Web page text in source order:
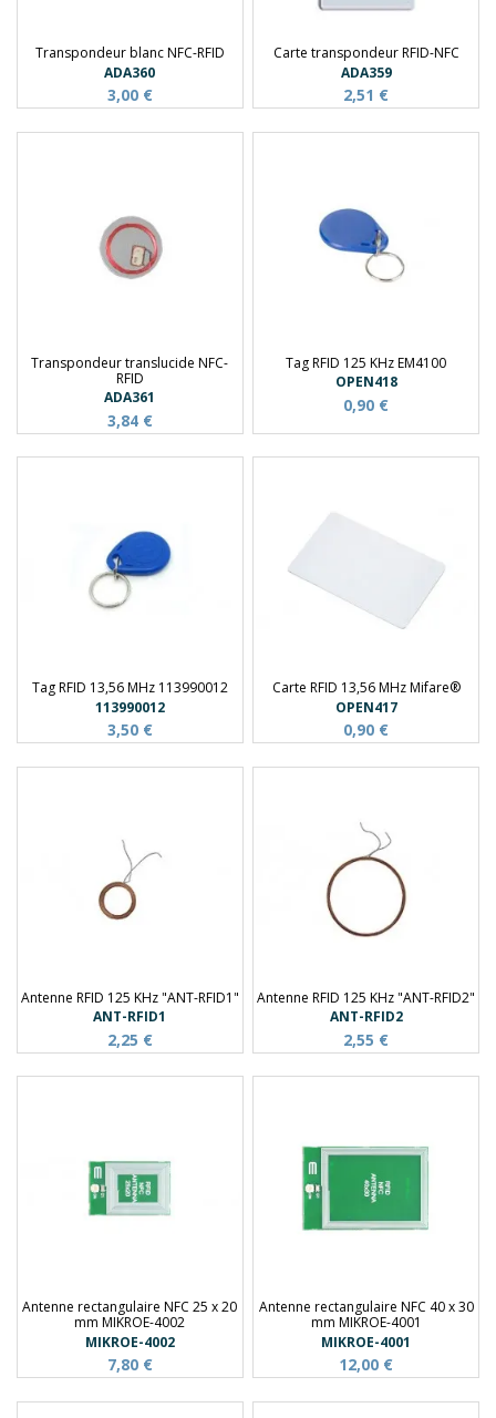
Transpondeur blanc NFC-RFID
ADA360
3,00 €
Carte transpondeur RFID-NFC
ADA359
2,51 €
Transpondeur translucide NFC-
RFID
ADA361
3,84 €
Tag RFID 125 KHz EM4100
OPEN418
0,90 €
Tag RFID 13,56 MHz 113990012
113990012
3,50 €
Carte RFID 13,56 MHz Mifare®
OPEN417
0,90 €
Antenne RFID 125 KHz "ANT-RFID1"
ANT-RFID1
2,25 €
Antenne RFID 125 KHz "ANT-RFID2"
ANT-RFID2
2,55 €
Antenne rectangulaire NFC 25 x 20
mm MIKROE-4002
MIKROE-4002
7,80 €
Antenne rectangulaire NFC 40 x 30
mm MIKROE-4001
MIKROE-4001
12,00 €